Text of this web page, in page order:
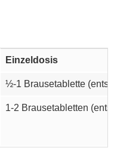
Einzeldosis
½-1 Brausetablette
1-2 Brausetabletten